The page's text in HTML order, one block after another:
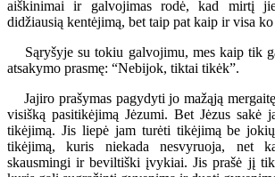
aiškinimai ir galvojimas rodė, kad mirtį
didžiausią kentėjimą, bet taip pat kaip ir visa ko
Sąryšyje su tokiu galvojimu, mes kaip tik
atsakymo prasmę: “Nebijok, tiktai tikėk”.
Jajiro prašymas pagydyti jo mažąją
visišką pasitikėjimą Jėzumi. Bet Jėzus sakė
tikėjimą. Jis liepė jam turėti tikėjimą be
tikėjimą, kuris niekada nesvyruoja, net
skausmingi ir beviltiški įvykiai. Jis prašė jį